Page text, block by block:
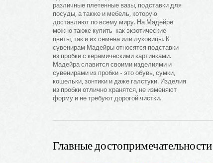
различные плетенные вазы, подставки для
посуды, а также и мебель, которую
доставляют по всему миру. На Мадейре
можно также купить как экзотические
цветы, так и их семена или луковицы. К
сувенирам Мадейры относятся подставки
из пробки с керамическими картинками.
Мадейра славится своими изделиями и
сувенирами из пробки - это обувь, сумки,
кошельки, зонтики и даже галстуки. Изделия
из пробки отлично хранятся, не изменяют
форму и не требуют дорогой чистки.
Главные